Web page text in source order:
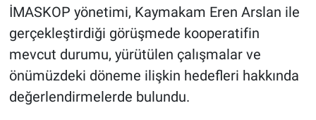
İMASKOP yönetimi, Kaymakam Eren Arslan ile
gerçekleştirdiği görüşmede kooperatifin
mevcut durumu, yürütülen çalışmalar ve
önümüzdeki döneme ilişkin hedefleri hakkında
değerlendirmelerde bulundu.